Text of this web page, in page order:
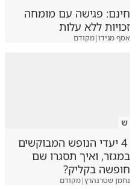
חינם: פגישה עם מומחה
זכויות ללא עלות
אסף מגידו|מקודם
ש
4 יעדי הנופש המבוקשים
במגזר, ואיך תסגרו שם
חופשה בקליק?
נחמן שטרנהרץ|מקודם